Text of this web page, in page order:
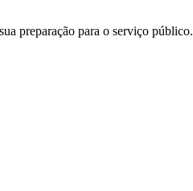
preparação para o serviço público.